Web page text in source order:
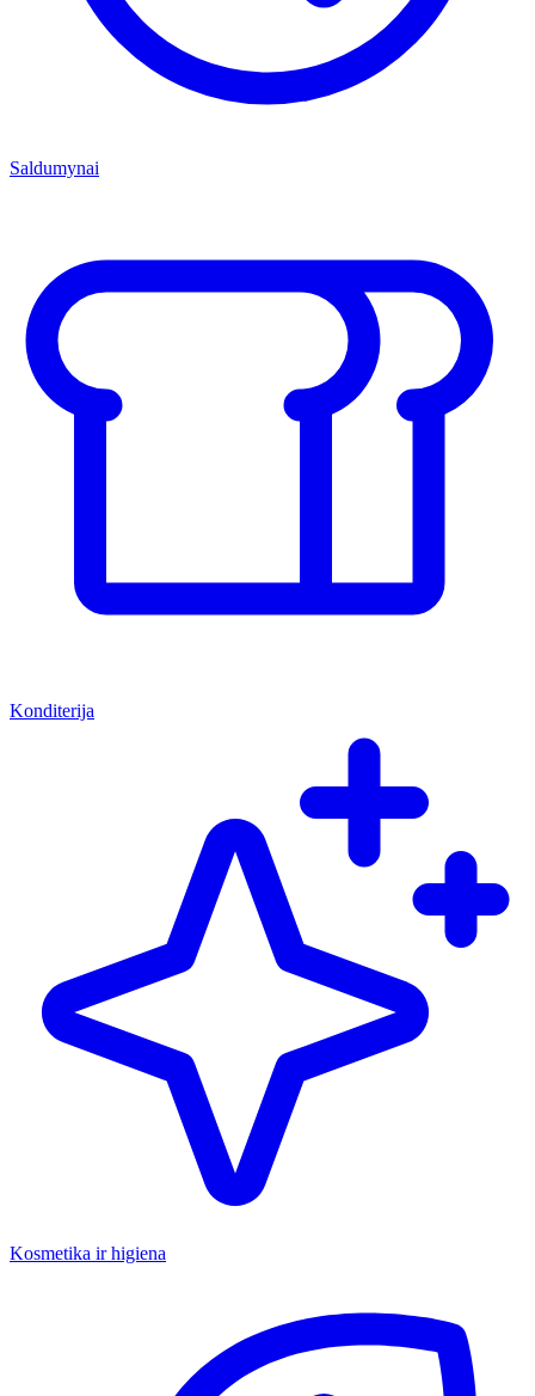
Saldumynai
Konditerija
Kosmetika ir higiena